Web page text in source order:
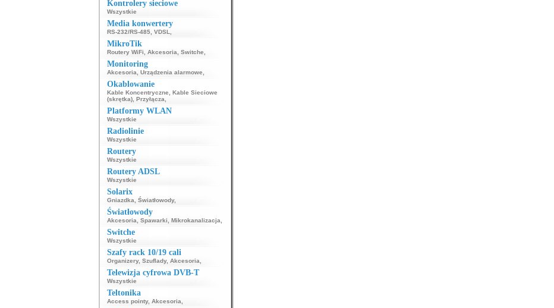
Kontrolery sieciowe
Wszystkie
Media konwertery
RS-232/RS-485, VDSL
MikroTik
Routery WiFi Akcesoria Switche
Monitoring
Akcesoria Urządzenia alarmowe
Okablowanie
Kable Koncentryczne
Kable Sieciowe
(skrętka), Przyłącza
Platformy WLAN
Wszystkie
Radiolinie
Wszystkie
Routery
Wszystkie
Routery ADSL
Wszystkie
Solarix
Gniazdka Światłowody,
Światłowody
Akcesoria Spawarki Mikrokanalizacja
Switche
Wszystkie
Szafy rack 10/19 cali
Organizery, Szuflady, Akcesoria
Telewizja cyfrowa DVB-T
Wszystkie
Teltonika
Access pointy, Akcesoria